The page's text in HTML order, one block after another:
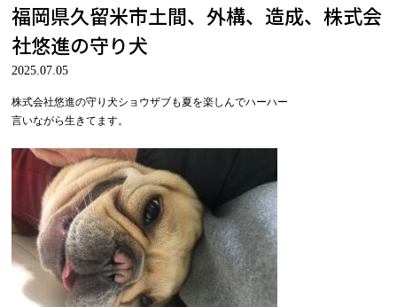
福岡県久留米市土間、外構、造成、株式会
社悠進の守り犬
2025.07.05
株式会社悠進の守り犬ショウザブも夏を楽しんでハーハー
言いながら生きてます。